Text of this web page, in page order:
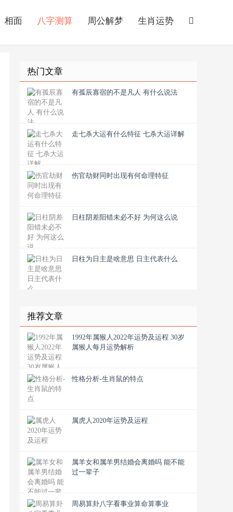
相面 八字测算 周公解梦 生肖运势
热门文章
有孤辰寡宿的不是凡人 有什么说法
走七杀大运有什么特征 七杀大运详解
伤官劫财同时出现有何命理特征
日柱阴差阳错未必不好 为何这么说
日柱为日主是啥意思 日主代表什么
推荐文章
1992年属猴人2022年运势及运程 30岁
属猴人每月运势解析
性格分析-生肖鼠的特点
属虎人2020年运势及运程
属羊女和属羊男结婚会离婚吗 能不能
过一辈子
周易算卦八字看事业算命算事业